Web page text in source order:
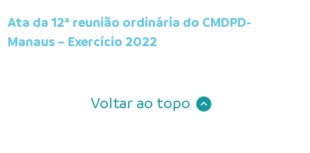
Ata da 12ª reunião ordinária do CMDPD-
Manaus – Exercício 2022
Voltar ao topo